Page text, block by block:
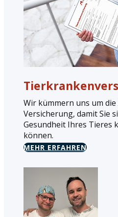
Wir kümmern uns um
Versicherung, damit Sie
Gesundheit Ihres Tieres
können.
MEHR ERFAHREN